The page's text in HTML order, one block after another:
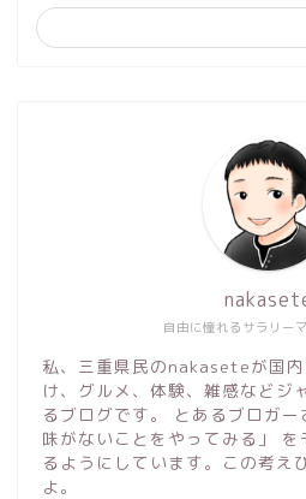
自由に憧れるサラリー
私、三重県民のnakaseteが国
け、グルメ、体験、雑感などジ
るブログです。 とあるブロガ
味がないことをやってみる」
るようにしています。この考え
よ。